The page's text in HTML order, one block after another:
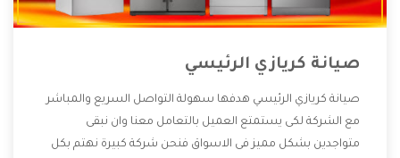
صيانة كريازي الرئيسي
صيانة كريازي الرئيسي هدفها سهولة التواصل السريع والمباشر
مع الشركة لكى يستمتع العميل بالتعامل معنا وان نبقى
متواجدين بشكل مميز فى الاسواق فنحن شركة كبيرة نهتم بكل